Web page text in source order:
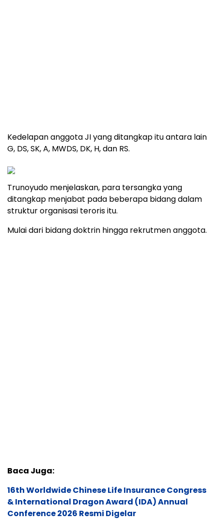
Kedelapan anggota JI yang ditangkap itu antara lain
G, DS, SK, A, MWDS, DK, H, dan RS.
Trunoyudo menjelaskan, para tersangka yang
ditangkap menjabat pada beberapa bidang dalam
struktur organisasi teroris itu.
Mulai dari bidang doktrin hingga rekrutmen anggota.
Baca Juga:
16th Worldwide Chinese Life Insurance Congress
& International Dragon Award (IDA) Annual
Conference 2026 Resmi Digelar